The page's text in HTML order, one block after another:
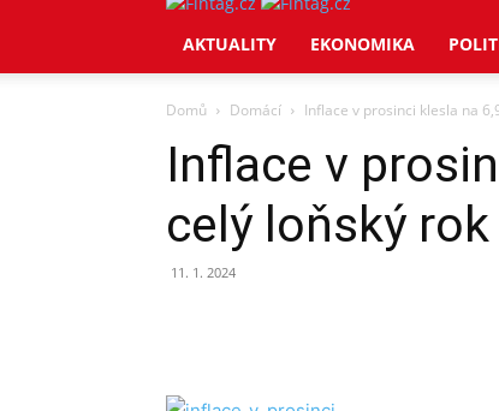
AKTUALITY EKONOMIKA
Domů Domácí Inflace v prosinci klesla na
Inflace v
celý loňský
11. 1. 2024